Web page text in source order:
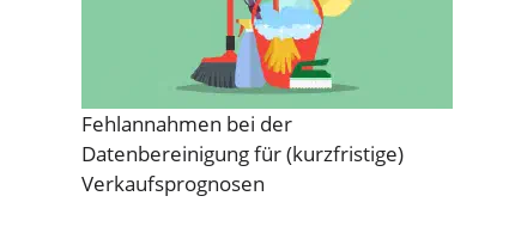
Fehlannahmen bei der
Datenbereinigung für (kurzfristige)
Verkaufsprognosen